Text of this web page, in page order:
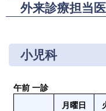
外来診療担当
小児科
午前 一診
月曜日